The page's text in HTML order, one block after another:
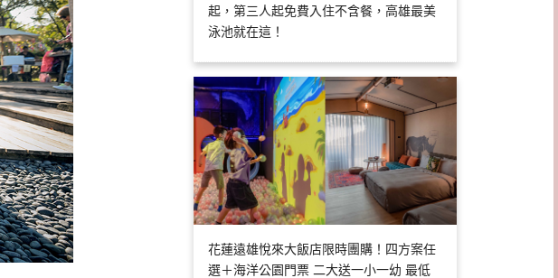
起，第三人起免費入住不含餐，高雄最美
泳池就在這！
花蓮遠雄悅來大飯店限時團購！四方案任
選＋海洋公園門票 二大送一小一幼 最低